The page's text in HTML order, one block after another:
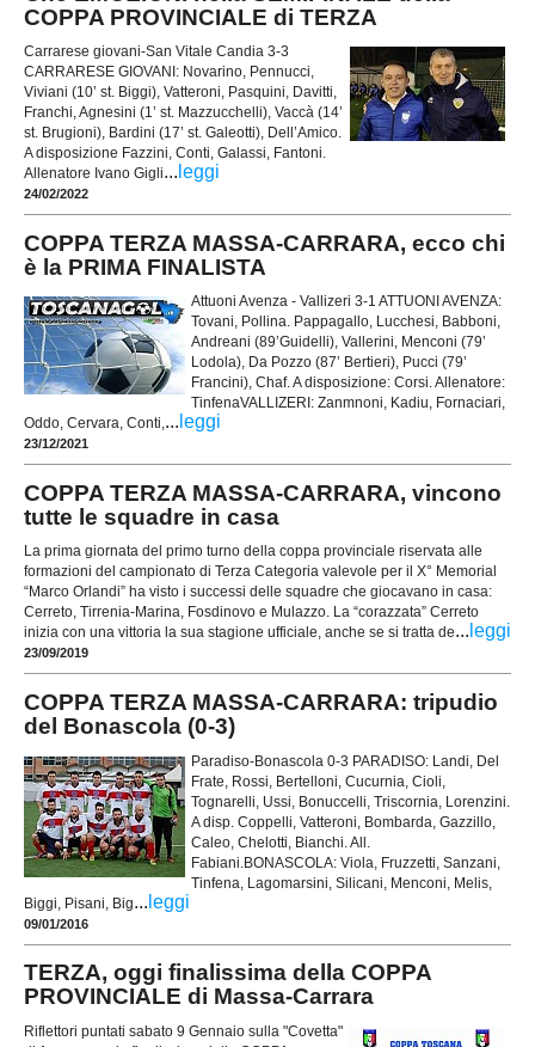
COPPA PROVINCIALE di TERZA
Carrarese giovani-San Vitale Candia 3-3
CARRARESE GIOVANI: Novarino, Pennucci,
Viviani (10’ st. Biggi), Vatteroni, Pasquini, Davitti,
Franchi, Agnesini (1’ st. Mazzucchelli), Vaccà (14’
st. Brugioni), Bardini (17’ st. Galeotti), Dell’Amico.
A disposizione Fazzini, Conti, Galassi, Fantoni.
Allenatore Ivano Gigli... leggi
24/02/2022
COPPA TERZA MASSA-CARRARA, ecco chi
è la PRIMA FINALISTA
Attuoni Avenza - Vallizeri 3-1 ATTUONI AVENZA:
Tovani, Pollina. Pappagallo, Lucchesi, Babboni,
Andreani (89’Guidelli), Vallerini, Menconi (79’
Lodola), Da Pozzo (87’ Bertieri), Pucci (79’
Francini), Chaf. A disposizione: Corsi. Allenatore:
TinfenaVALLIZERI: Zanmnoni, Kadiu, Fornaciari,
Oddo, Cervara, Conti,... leggi
23/12/2021
COPPA TERZA MASSA-CARRARA, vincono
tutte le squadre in casa
La prima giornata del primo turno della coppa provinciale riservata alle
formazioni del campionato di Terza Categoria valevole per il X° Memorial
“Marco Orlandi” ha visto i successi delle squadre che giocavano in casa:
Cerreto, Tirrenia-Marina, Fosdinovo e Mulazzo. La “corazzata” Cerreto
inizia con una vittoria la sua stagione ufficiale, anche se si tratta de... leggi
23/09/2019
COPPA TERZA MASSA-CARRARA: tripudio
del Bonascola (0-3)
Paradiso-Bonascola 0-3 PARADISO: Landi, Del
Frate, Rossi, Bertelloni, Cucurnia, Cioli,
Tognarelli, Ussi, Bonuccelli, Triscornia, Lorenzini.
A disp. Coppelli, Vatteroni, Bombarda, Gazzillo,
Caleo, Chelotti, Bianchi. All.
Fabiani.BONASCOLA: Viola, Fruzzetti, Sanzani,
Tinfena, Lagomarsini, Silicani, Menconi, Melis,
Biggi, Pisani, Big... leggi
09/01/2016
TERZA, oggi finalissima della COPPA
PROVINCIALE di Massa-Carrara
Riflettori puntati sabato 9 Gennaio sulla "Covetta"